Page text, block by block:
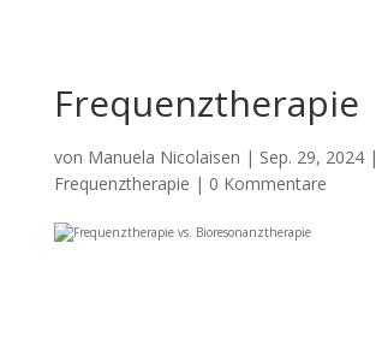
Frequenztherapie
von Manuela Nicolaisen | Sep. 29, 2024|
Frequenztherapie | 0 Kommentare